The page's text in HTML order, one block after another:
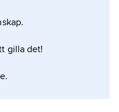
1960 framstod han
Bruce har
Hoffman i Bob
gilla det!